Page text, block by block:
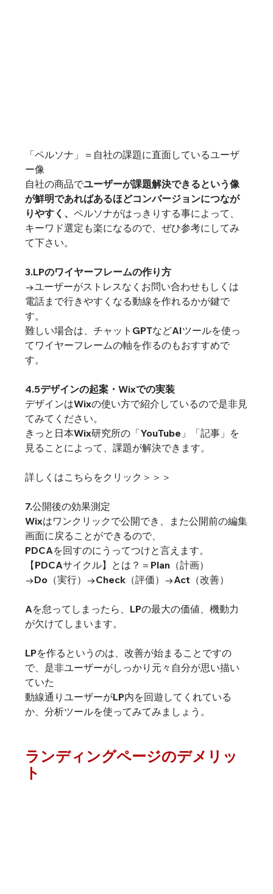
「ペルソナ」＝自社の課題に直面しているユーザ
ー像
自社の商品でユーザーが課題解決できるという像
が鮮明であればあるほどコンバージョンにつなが
りやすく、 ペルソナがはっきりする事によって、
キーワド選定も楽になるので、ぜひ参考にしてみ
て下さい。
3.LPのワイヤーフレームの作り方
→ユーザーがストレスなくお問い合わせもしくは
電話まで行きやすくなる動線を作れるかが鍵で
す。
難しい場合は、チャットGPTなどAIツールを使っ
てワイヤーフレームの軸を作るのもおすすめで
す。
4.5デザインの起案・Wixでの実装
デザインはWixの使い方で紹介しているので是非見
てみてください。
きっと日本Wix研究所の「YouTube」「記事」を
見ることによって、課題が解決できます。
詳しくはこちらをクリック＞＞＞
7.公開後の効果測定
Wixはワンクリックで公開でき、また公開前の編集
画面に戻ることができるので、
PDCAを回すのにうってつけと言えます。
【PDCAサイクル】とは？＝Plan（計画）
→Do（実行）→Check（評価）→Act（改善）
Aを怠ってしまったら、LPの最大の価値、機動力
が欠けてしまいます。
LPを作るというのは、改善が始まることですの
で、是非ユーザーがしっかり元々自分が思い描い
ていた
動線通りユーザーがLP内を回遊してくれている
か、分析ツールを使ってみてみましょう。
ランディングページのデメリッ
ト